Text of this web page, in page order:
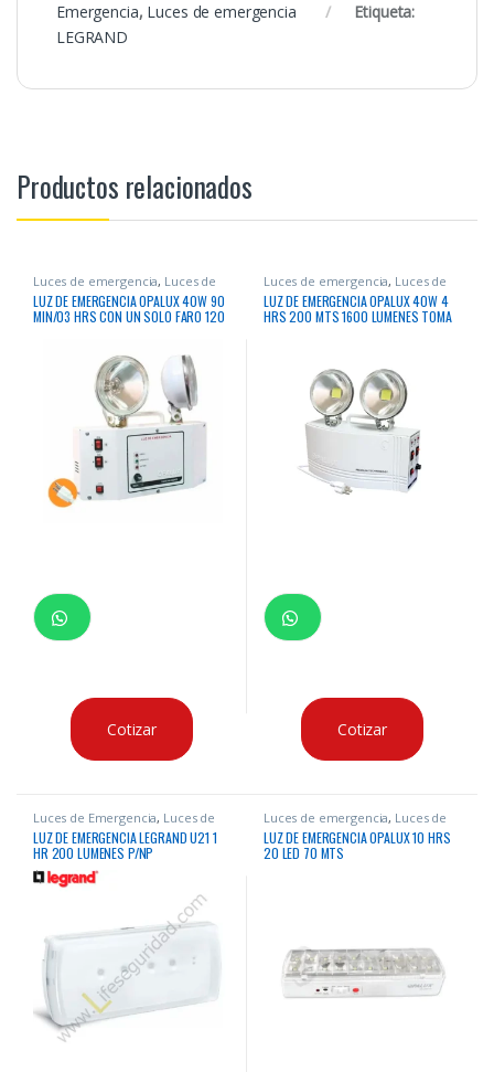
Emergencia, Luces de emergencia
Etiqueta:
LEGRAND
Productos relacionados
Luces de emergencia, Luces de
Emergencia
LUZ DE EMERGENCIA OPALUX 40W 90
MIN/03 HRS CON UN SOLO FARO 120
Cotizar
Luces de emergencia, Luces de
Emergencia
LUZ DE EMERGENCIA OPALUX 40W 4
HRS 200 MTS 1600 LUMENES TOMA
Cotizar
Luces de Emergencia, Luces de
emergencia
LUZ DE EMERGENCIA LEGRAND U21 1
HR 200 LUMENES P/NP
Luces de emergencia, Luces de
Emergencia
LUZ DE EMERGENCIA OPALUX 10 HRS
20 LED 70 MTS